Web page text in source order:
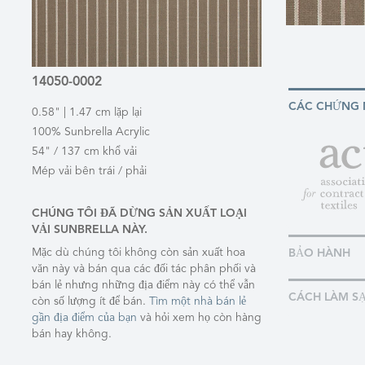
14050-0002
0.58" | 1.47 cm lặp lại
100% Sunbrella Acrylic
54" / 137 cm khổ vải
Mép vải bên trái / phải
CHÚNG TÔI ĐÃ DỪNG SẢN XUẤT LOẠI
VẢI SUNBRELLA NÀY.
Mặc dù chúng tôi không còn sản xuất hoa
văn này và bán qua các đối tác phân phối và
bán lẻ nhưng những địa điểm này có thể vẫn
còn số lượng ít để bán.
Tìm một nhà bán lẻ
gần địa điểm của bạn và hỏi xem họ còn hàng
bán hay không.
CÁC CHỨNG
BẢO HÀNH
CÁCH LÀM